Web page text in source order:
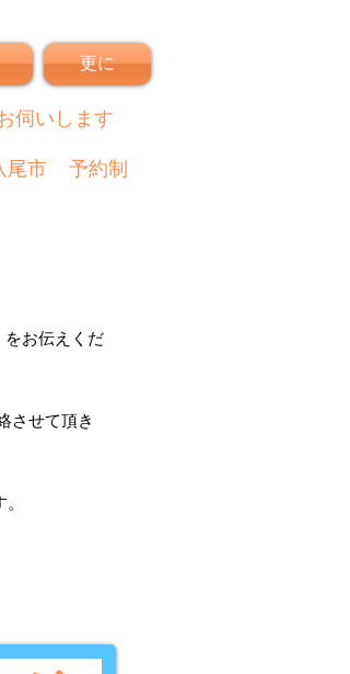
更に
伺いします
尾市 予約制
をお伝えくだ
させて頂き